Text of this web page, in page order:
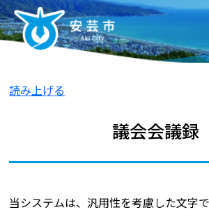
読み上げる
議会会議録
当システムは、汎用性を考慮した文字